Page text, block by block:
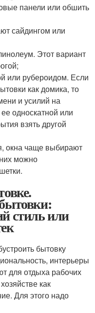
панели или обшить
сайдингом или
Этот вариант
или рубероидом. Если
как домика, то
и усилий на
односкатной или
взять другой
окна чаще выбирают
можно
стиль или
бытовку
интерьеры
для отдыха рабочих
как
Для этого надо